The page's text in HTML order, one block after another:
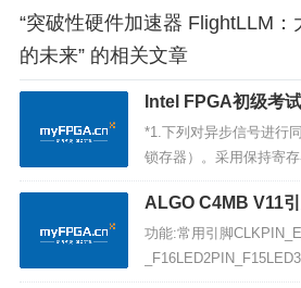
“突破性硬件加速器 FlightLLM
的未来” 的相关文章
Intel FPGA初级考
*1.下列对异步信号进行
锁存器）。采用保持寄
的具体应用电路结构,根
存器异步 FIFO *2.FPGA
结构（查找表（LUT）
编程PAL 可编程与或阵
ALGO C4MB V11
功能:常用引脚